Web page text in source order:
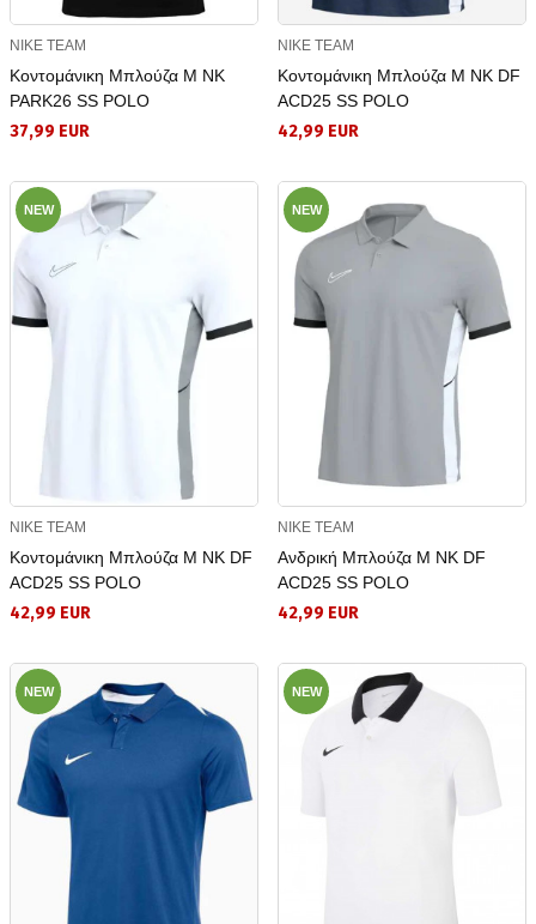
NIKE TEAM
Κοντομάνικη Μπλούζα M NK
PARK26 SS POLO
37,99 EUR
NIKE TEAM
Κοντομάνικη Μπλούζα M NK DF
ACD25 SS POLO
42,99 EUR
NEW
NIKE TEAM
Κοντομάνικη Μπλούζα M NK DF
ACD25 SS POLO
42,99 EUR
NEW
NIKE TEAM
Ανδρική Μπλούζα M NK DF
ACD25 SS POLO
42,99 EUR
NEW NEW